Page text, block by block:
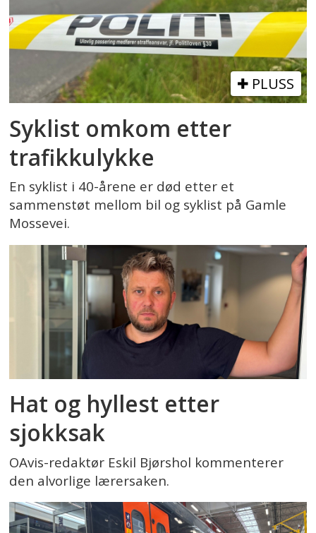
PLUSS
Syklist omkom etter
trafikkulykke
En syklist i 40-årene er død etter et
sammenstøt mellom bil og syklist på Gamle
Mossevei.
Hat og hyllest etter
sjokksak
OAvis-redaktør Eskil Bjørshol kommenterer
den alvorlige lærersaken.